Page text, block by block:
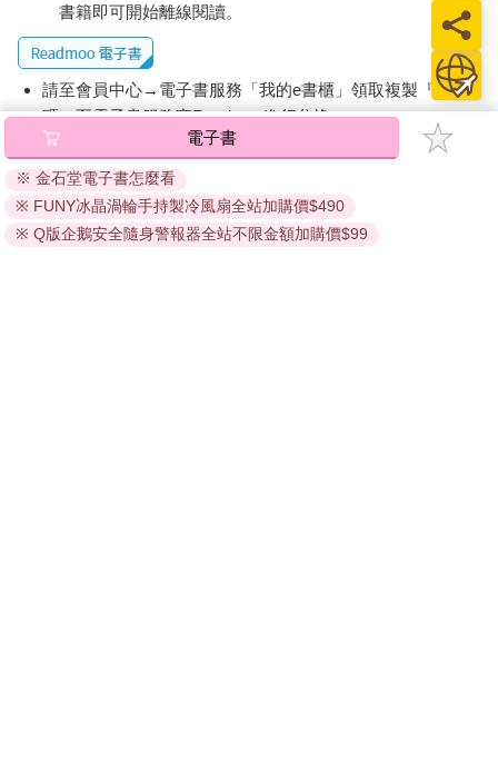
書籍即可開始離線閱讀。
請至會員中心→電子書服務「我的e書櫃」領取複製『兌換
碼』至電子書服務商Readmoo進行兌換。
退換貨須知：
因版權保護，您在金石堂所購買的電子書僅能以金石堂專屬
的閱讀軟體開啟閱讀，無法以其他閱讀器或直接下載檔案。
依據「消費者保護法」第19條及行政院消費者保護處公告之
電子書
※ 金石堂電子書怎麼看
※ FUNY冰晶渦輪手持製冷風扇全站加購價$490
※ Q版企鵝安全隨身警報器全站不限金額加購價$99